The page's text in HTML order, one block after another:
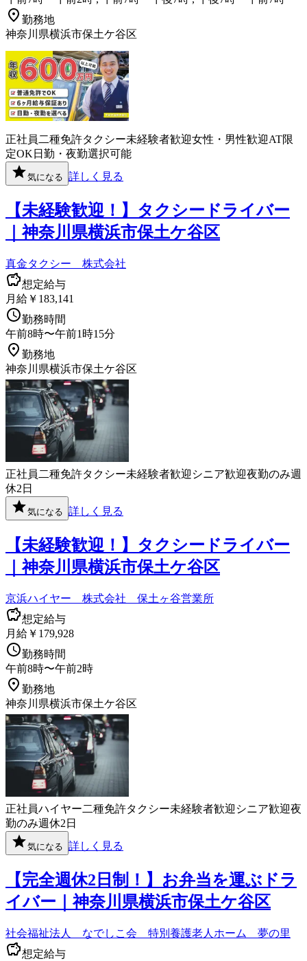
勤務地
神奈川県横浜市保土ケ谷区
正社員 二種免許タクシー未経験者歓迎女性・男性歓迎AT限
定OK 日勤・夜勤選択可能
気になる 詳しく見る
【未経験歓迎！】タクシードライバー
｜神奈川県横浜市保土ケ谷区
真金タクシー 株式会社
想定給与
月給￥183,141
勤務時間
午前8時〜午前1時15分
勤務地
神奈川県横浜市保土ケ谷区
正社員 二種免許タクシー未経験者歓迎 シニア歓迎夜勤のみ週
休2日
気になる 詳しく見る
【未経験歓迎！】タクシードライバー
｜神奈川県横浜市保土ケ谷区
京浜ハイヤー 株式会社 保土ヶ谷営業所
想定給与
月給￥179,928
勤務時間
午前8時〜午前2時
勤務地
神奈川県横浜市保土ケ谷区
正社員ハイヤー二種免許タクシー未経験者歓迎 シニア歓迎夜
勤のみ週休2日
気になる 詳しく見る
【完全週休2日制！】お弁当を運ぶドラ
イバー｜神奈川県横浜市保土ケ谷区
社会福祉法人 なでしこ会 特別養護老人ホーム 夢の里
想定給与